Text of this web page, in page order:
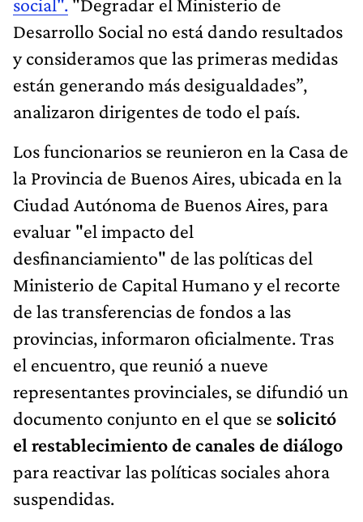
Desarrollo Social no está dando resultados
y consideramos que las primeras medidas
están generando más desigualdades”,
analizaron dirigentes de todo el país.
Los funcionarios se reunieron en la Casa de
la Provincia de Buenos Aires, ubicada en la
Ciudad Autónoma de Buenos Aires, para
evaluar "el impacto del
desfinanciamiento" de las políticas del
Ministerio de Capital Humano y el recorte
de las transferencias de fondos a las
provincias, informaron oficialmente. Tras
el encuentro, que reunió a nueve
representantes provinciales, se difundió un
documento conjunto en el que se solicitó
el restablecimiento de canales de diálogo
para reactivar las políticas sociales ahora
suspendidas.